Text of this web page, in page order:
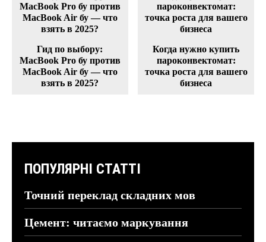
Гид по выбору:
MacBook Pro бу против
MacBook Air бу — что
взять в 2025?
Когда нужно купить
пароконвектомат:
точка роста для вашего
бизнеса
ПОПУЛЯРНІ СТАТТІ
Точний переклад складних мов
Цемент: читаємо маркування